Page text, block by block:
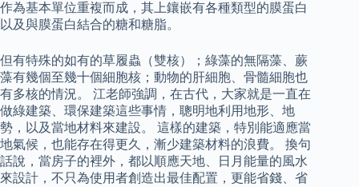
作為基本單位重複而成，其上鑲嵌有各種類型的膜蛋白
以及與膜蛋白結合的糖和糖脂。
但有特殊的如有的草履蟲（雙核）；綠藻的無隔藻、蕨
藻有幾個至幾十個細胞核；動物的肝細胞、骨髓細胞也
有多核的情況。 江老師強調，在古代，大家就是⼀直在
做綠建築、環保建築這些事情，聰明地利用地形、地
勢，以及當地材料來建設。 這樣的建築，特別能適應當
地氣候，也能存在得更久，漸少建築材料的浪費。 換句
話說，當房子的裡外，都以順應天地、日月能量的風水
來設計，不只為使用者創造出最佳配置，更能省錢、省